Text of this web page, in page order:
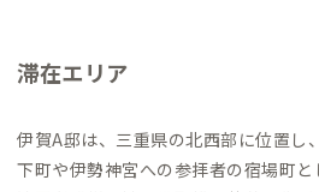
滞在エリア
伊賀A邸は、三重県の北西部に位置し
下町や伊勢神宮への参拝者の宿場町